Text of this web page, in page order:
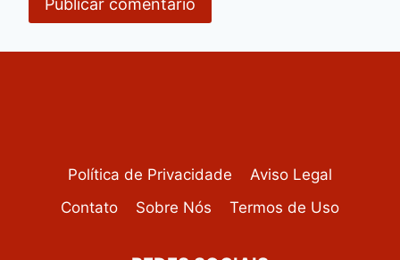
Política de Privacidade
Aviso Legal
Contato
Sobre Nós Termos de Uso